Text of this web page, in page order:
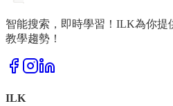
智能搜索，即時學習！ILK為你提
教學趨勢！
ILK